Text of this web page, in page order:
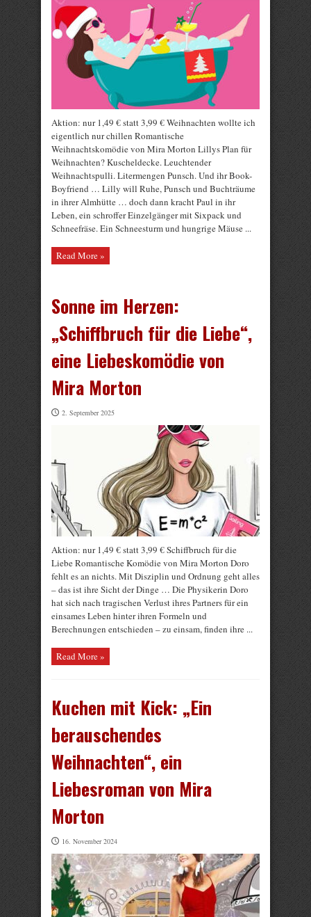
Aktion: nur 1,49 € statt 3,99 € Weihnachten wollte ich
eigentlich nur chillen Romantische
Weihnachtskomödie von Mira Morton Lillys Plan für
Weihnachten? Kuscheldecke. Leuchtender
Weihnachtspulli. Litermengen Punsch. Und ihr Book-
Boyfriend … Lilly will Ruhe, Punsch und Buchträume
in ihrer Almhütte … doch dann kracht Paul in ihr
Leben, ein schroffer Einzelgänger mit Sixpack und
Schneefräse. Ein Schneesturm und hungrige Mäuse ...
Read More »
Sonne im Herzen:
„Schiffbruch für die Liebe“,
eine Liebeskomödie von
Mira Morton
2. September 2025
Aktion: nur 1,49 € statt 3,99 € Schiffbruch für die
Liebe Romantische Komödie von Mira Morton Doro
fehlt es an nichts. Mit Disziplin und Ordnung geht alles
– das ist ihre Sicht der Dinge … Die Physikerin Doro
hat sich nach tragischen Verlust ihres Partners für ein
einsames Leben hinter ihren Formeln und
Berechnungen entschieden – zu einsam, finden ihre ...
Read More »
Kuchen mit Kick: „Ein
berauschendes
Weihnachten“, ein
Liebesroman von Mira
Morton
16. November 2024